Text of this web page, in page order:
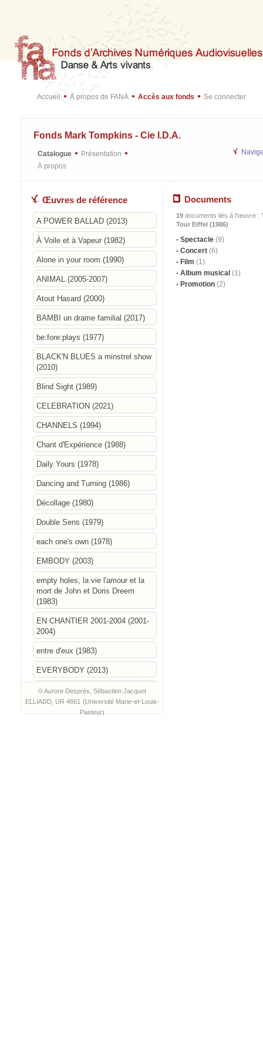
Accueil • À propos de FANA • Accès aux fonds • Se connecter
Fonds Mark Tompkins - Cie I.D.A.
Catalogue • Présentation •
À propos
Œuvres de référence
A POWER BALLAD (2013)
À Voile et à Vapeur (1982)
Alone in your room (1990)
ANIMAL (2005-2007)
Atout Hasard (2000)
BAMBI un drame familial (2017)
be:fore:plays (1977)
BLACK'N BLUES a minstrel show
(2010)
Blind Sight (1989)
CELEBRATION (2021)
CHANNELS (1994)
Chant d'Expérience (1988)
Daily Yours (1978)
Dancing and Turning (1986)
Décollage (1980)
Double Sens (1979)
each one's own (1978)
EMBODY (2003)
empty holes, la vie l'amour et la
mort de John et Doris Dreem
(1983)
EN CHANTIER 2001-2004 (2001-
2004)
entre d'eux (1983)
EVERYBODY (2013)
Face (1991)
Fandango (2002)
© Aurore Després, Sébastien Jacquot
ELLIADD, UR 4661 (Université Marie-et-Louis-
Pasteur)
Documents
19 documents liés à l'œuvre :
Tour Eiffel (1986)
Spectacle (9)
Concert (6)
Film (1)
Album musical (1)
Promotion (2)